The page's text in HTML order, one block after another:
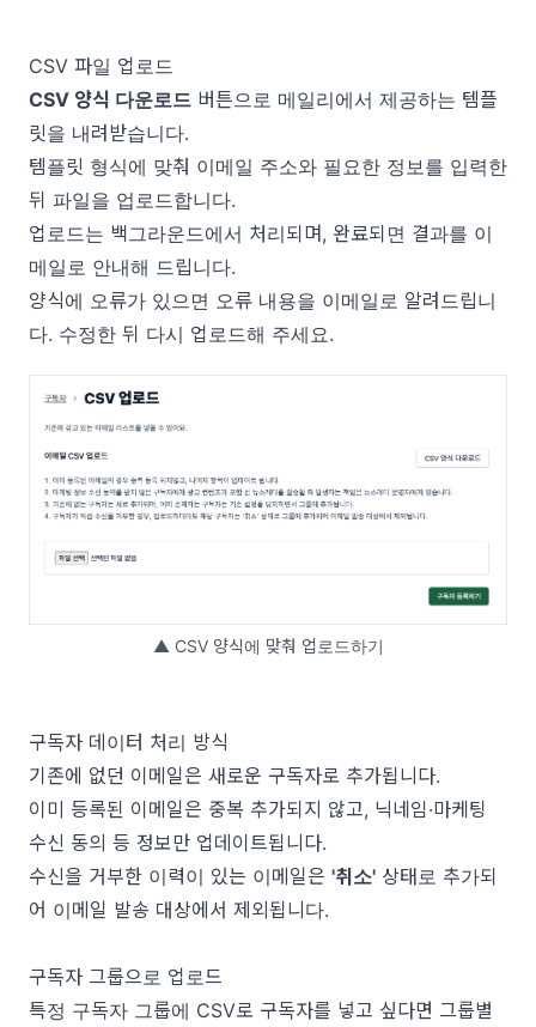
CSV 파일 업로드
CSV 양식 다운로드 버튼으로 메일리에서 제공하는 템플
릿을 내려받습니다.
템플릿 형식에 맞춰 이메일 주소와 필요한 정보를 입력한
뒤 파일을 업로드합니다.
업로드는 백그라운드에서 처리되며, 완료되면 결과를 이
메일로 안내해 드립니다.
양식에 오류가 있으면 오류 내용을 이메일로 알려드립니
다. 수정한 뒤 다시 업로드해 주세요.
▲ CSV 양식에 맞춰 업로드하기
구독자 데이터 처리 방식
기존에 없던 이메일은 새로운 구독자로 추가됩니다.
이미 등록된 이메일은 중복 추가되지 않고, 닉네임·마케팅
수신 동의 등 정보만 업데이트됩니다.
수신을 거부한 이력이 있는 이메일은 '취소' 상태로 추가되
어 이메일 발송 대상에서 제외됩니다.
구독자 그룹으로 업로드
특정 구독자 그룹에 CSV로 구독자를 넣고 싶다면 그룹별